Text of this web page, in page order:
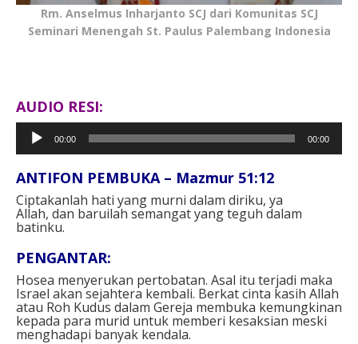
Rm. Anselmus Inharjanto SCJ dari Komunitas SCJ
Seminari Menengah St. Paulus Palembang Indonesia
AUDIO RESI:
Pemutar
Audio
00:00 00:00
ANTIFON PEMBUKA – Mazmur 51:12
Ciptakanlah hati yang murni dalam diriku, ya
Allah, dan baruilah semangat yang teguh dalam
batinku.
PENGANTAR:
Hosea menyerukan pertobatan. Asal itu terjadi maka
Israel akan sejahtera kembali. Berkat cinta kasih Allah
atau Roh Kudus dalam Gereja membuka kemungkinan
kepada para murid untuk memberi kesaksian meski
menghadapi banyak kendala.